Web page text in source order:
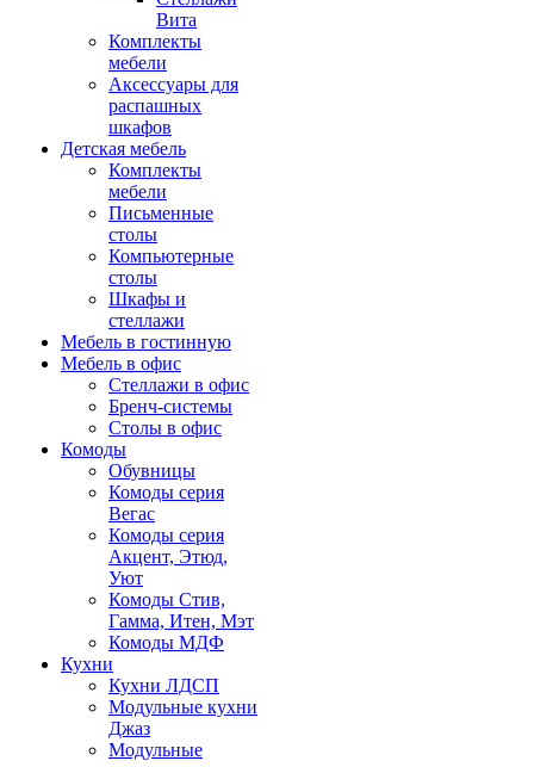
Вита
Комплекты
мебели
Аксессуары для
распашных
шкафов
Детская мебель
Комплекты
мебели
Письменные
столы
Компьютерные
столы
Шкафы и
стеллажи
Мебель в гостинную
Мебель в офис
Стеллажи в офис
Бренч-системы
Столы в офис
Комоды
Обувницы
Комоды серия
Вегас
Комоды серия
Акцент, Этюд,
Уют
Комоды Стив,
Гамма, Итен, Мэт
Комоды МДФ
Кухни
Кухни ЛДСП
Модульные кухни
Джаз
Модульные